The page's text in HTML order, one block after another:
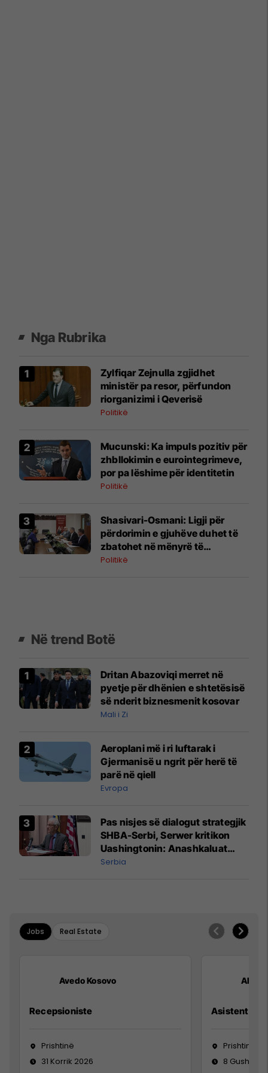
Nga Rubrika
Zylfiqar Zejnulla zgjidhet
ministër pa resor, përfundon
riorganizimi i Qeverisë
Politikë
Mucunski: Ka impuls pozitiv për
zhbllokimin e eurointegrimeve,
por pa lëshime për identitetin
Politikë
Shasivari-Osmani: Ligji për
përdorimin e gjuhëve duhet të
zbatohet në mënyrë të
vazhdueshme në të gjitha
Politikë
Në trend Botë
Dritan Abazoviqi merret në
pyetje për dhënien e shtetësisë
së nderit biznesmenit kosovar
Mali i Zi
Aeroplani më i ri luftarak i
Gjermanisë u ngrit për herë të
parë në qiell
Evropa
Pas nisjes së dialogut strategjik
SHBA-Serbi, Serwer kritikon
Uashingtonin: Anashkaluat
Banjskën, sulmin ndaj KFOR-it
Serbia
Jobs Real Estate
Avedo Kosovo
Recepsioniste
Prishtinë
31 Korrik 2026
Asistente e
Prishtinë
8 Gusht